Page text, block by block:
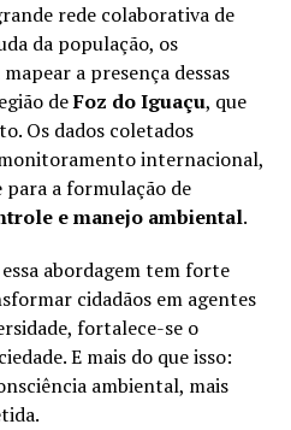
rede colaborativa de
da população, os
a presença dessas
deFoz do Iguaçu, que
Os dados coletados
internacional,
a formulação de
e manejo ambiental.
abordagem tem forte
cidadãos em agentes
fortalece-se o
E mais do que isso:
ambiental, mais